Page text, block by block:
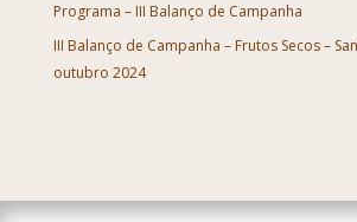
Programa – III Balanço de Campanha
III Balanço de Campanha – Frutos Secos –
outubro 2024